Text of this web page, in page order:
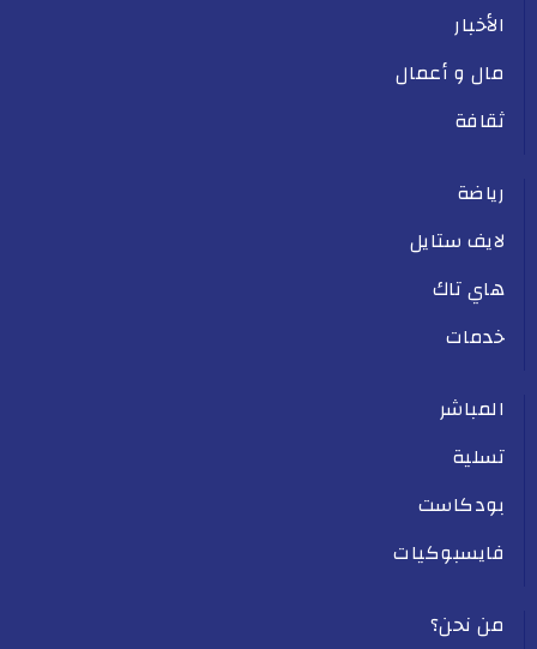
الأخبار
مال و أعمال
ثقافة
رياضة
لايف ستايل
هاي تاك
خدمات
المباشر
تسلية
بودكاست
فايسبوكيات
من نحن؟